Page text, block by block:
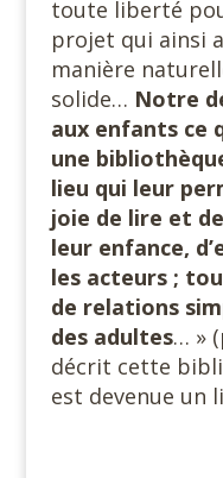
toute liberté
projet qui ainsi
manière
solide… Notre
aux enfants ce
une
lieu qui leur
joie de lire et
leur enfance,
les acteurs ;
de relations
des adultes… »
décrit cette
est devenue un